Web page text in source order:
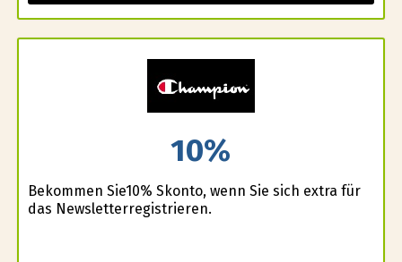
10%
Bekommen Sie10% Skonto, wenn Sie sich extra für
das Newsletterregistrieren.